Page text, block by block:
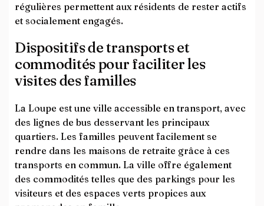
régulières permettent aux résidents de rester actifs
et socialement engagés.
Dispositifs de transports et
commodités pour faciliter les
visites des familles
La Loupe est une ville accessible en transport, avec
des lignes de bus desservant les principaux
quartiers. Les familles peuvent facilement se
rendre dans les maisons de retraite grâce à ces
transports en commun. La ville offre également
des commodités telles que des parkings pour les
visiteurs et des espaces verts propices aux